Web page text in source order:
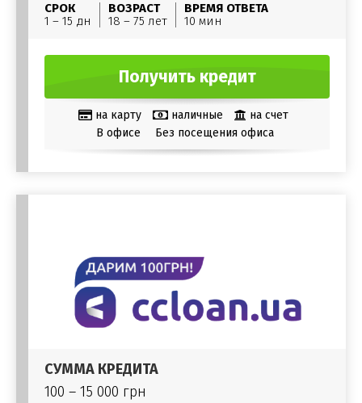
СРОК
1 – 15 дн
ВОЗРАСТ
18 – 75 лет
ВРЕМЯ ОТВЕТА
10 мин
Получить кредит
на карту наличные
на счет
В офисе
Без посещения офиса
СУММА КРЕДИТА
100 – 15 000 грн